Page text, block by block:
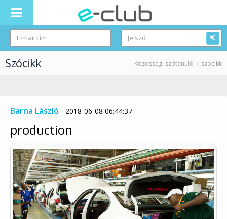
Szócikk Közösségi szótanuló szocikk
Barna László 2018-06-08 06:44:37
production